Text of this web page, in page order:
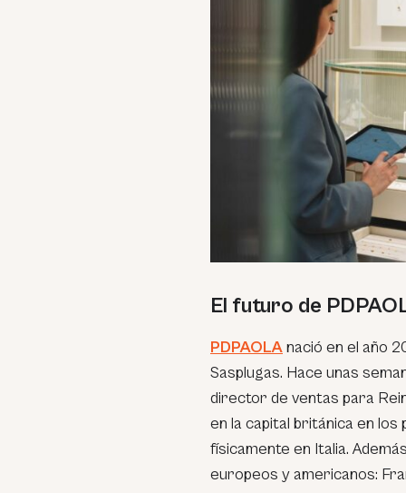
El futuro de
PDPAOLAnació en el año
Sasplugas. Hace unas
director de ventas para
en la capital británica en
físicamente en Italia.
europeos y americanos: